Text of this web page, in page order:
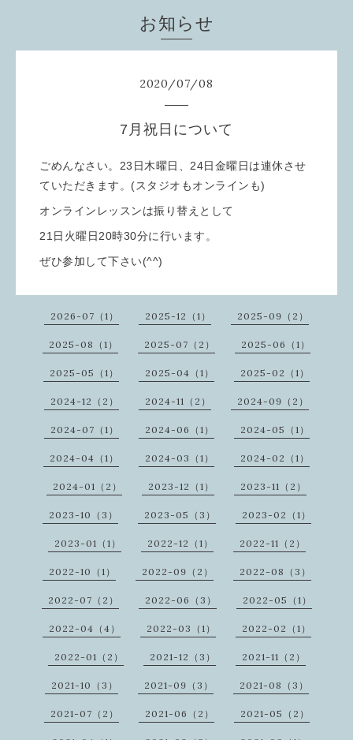
お知らせ
2020/07/08
7月祝日について
ごめんなさい。23日木曜日、24日金曜日は連休させ
ていただきます。(スタジオもオンラインも)
オンラインレッスンは振り替えとして
21日火曜日20時30分に行います。
ぜひ参加して下さい(^^)
2026-07（1） 2025-12（1） 2025-09（2）
2025-08（1） 2025-07（2） 2025-06（1）
2025-05（1） 2025-04（1） 2025-02（1）
2024-12（2） 2024-11（2） 2024-09（2）
2024-07（1） 2024-06（1） 2024-05（1）
2024-04（1） 2024-03（1） 2024-02（1）
2024-01（2） 2023-12（1） 2023-11（2）
2023-10（3） 2023-05（3） 2023-02（1）
2023-01（1） 2022-12（1） 2022-11（2）
2022-10（1） 2022-09（2） 2022-08（3）
2022-07（2） 2022-06（3） 2022-05（1）
2022-04（4） 2022-03（1） 2022-02（1）
2022-01（2） 2021-12（3） 2021-11（2）
2021-10（3） 2021-09（3） 2021-08（3）
2021-07（2） 2021-06（2） 2021-05（2）